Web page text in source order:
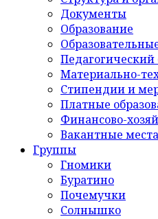
Документы
Образование
Педагогический
Материально-
Стипендии и
Платные
Финансово-
Вакантные места
Группы
Гномики
Буратино
Почемучки
Солнышко